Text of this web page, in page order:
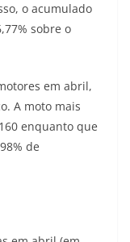
o acumulado
sobre o
em abril,
A moto mais
enquanto que
de